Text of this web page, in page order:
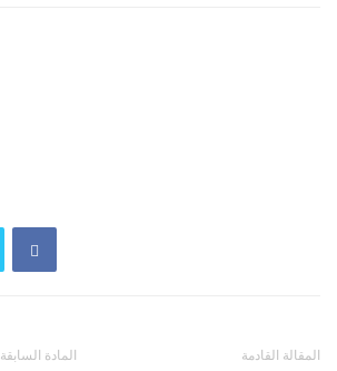
المادة السابقة المقالة القادمة